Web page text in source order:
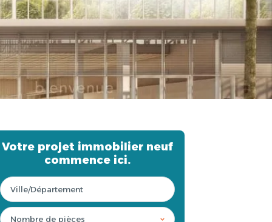
Votre projet immobilier neuf
commence ici.